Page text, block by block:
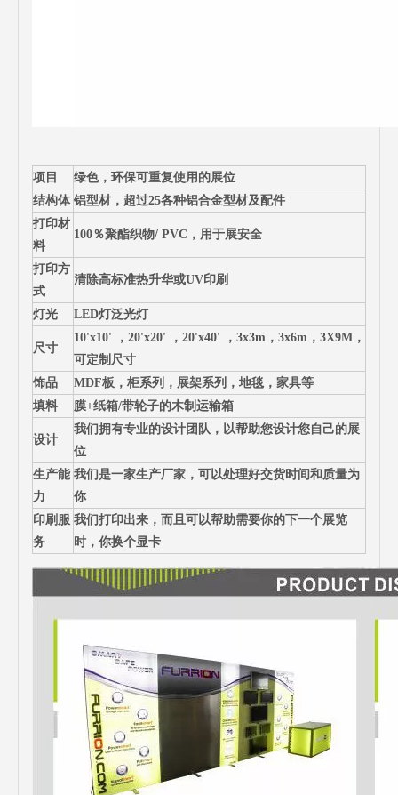
项目
绿色，环保可重复使用的展位
结构体 铝型材，超过25各种铝合金型材及配件
打印材
料
100％聚酯织物/ PVC，用于展安全
打印方
式
清除高标准热升华或UV印刷
灯光 LED灯泛光灯
尺寸
10'x10' ，20'x20' ，20'x40' ，3x3m，3x6m，3X9M，
可定制尺寸
饰品
MDF板，柜系列，展架系列，地毯，家具等
填料
膜+纸箱/带轮子的木制运输箱
设计
我们拥有专业的设计团队，以帮助您设计您自己的展
位
生产能
力
我们是一家生产厂家，可以处理好交货时间和质量为
你
印刷服
务
我们打印出来，而且可以帮助需要你的下一个展览
时，你换个显卡